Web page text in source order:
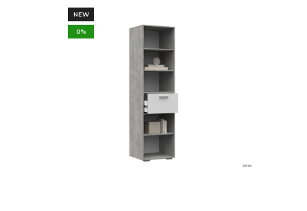
NEW
0%